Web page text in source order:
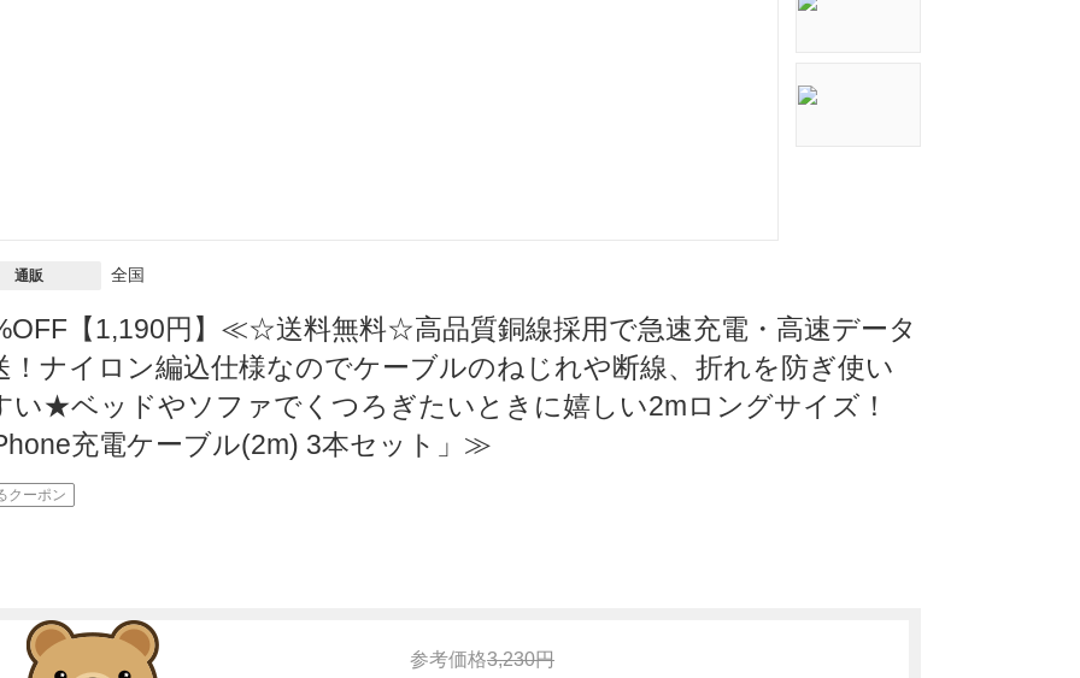
通販 全国
【1,190円】≪☆送料無料☆高品質銅線採用で急速充電・高速データ
！ナイロン編込仕様なのでケーブルのねじれや断線、折れを防ぎ使い
い★ベッドやソファでくつろぎたいときに嬉しい2mロングサイズ！
充電ケーブル(2m) 3本セット」≫
クーポン
参考価格3,230円